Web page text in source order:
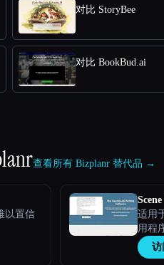
对比 StoryBee
对比 BookBud.ai
查看所有 Bizplanr 替代品 →
以置信
适用
用程
访